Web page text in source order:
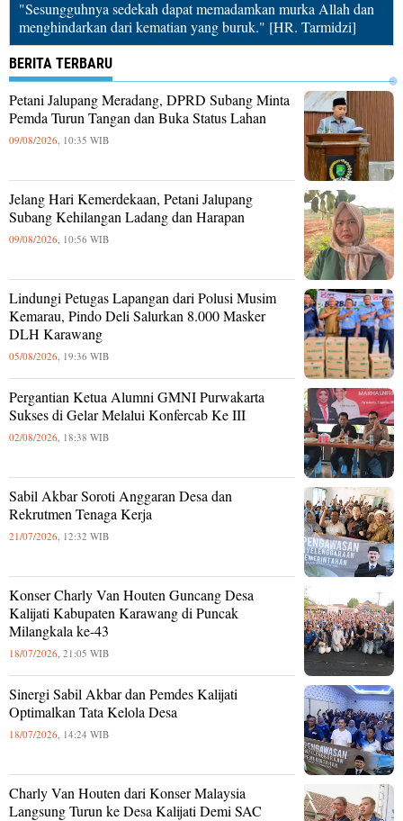
"Sesungguhnya sedekah dapat memadamkan murka Allah dan
menghindarkan dari kematian yang buruk." [HR. Tarmidzi]
BERITA TERBARU
Petani Jalupang Meradang, DPRD Subang Minta
Pemda Turun Tangan dan Buka Status Lahan
09/08/2026, 10:35 WIB
Jelang Hari Kemerdekaan, Petani Jalupang
Subang Kehilangan Ladang dan Harapan
09/08/2026, 10:56 WIB
Lindungi Petugas Lapangan dari Polusi Musim
Kemarau, Pindo Deli Salurkan 8.000 Masker
DLH Karawang
05/08/2026, 19:36 WIB
Pergantian Ketua Alumni GMNI Purwakarta
Sukses di Gelar Melalui Konfercab Ke III
02/08/2026, 18:38 WIB
Sabil Akbar Soroti Anggaran Desa dan
Rekrutmen Tenaga Kerja
21/07/2026, 12:32 WIB
Konser Charly Van Houten Guncang Desa
Kalijati Kabupaten Karawang di Puncak
Milangkala ke-43
18/07/2026, 21:05 WIB
Sinergi Sabil Akbar dan Pemdes Kalijati
Optimalkan Tata Kelola Desa
18/07/2026, 14:24 WIB
Charly Van Houten dari Konser Malaysia
Langsung Turun ke Desa Kalijati Demi SAC